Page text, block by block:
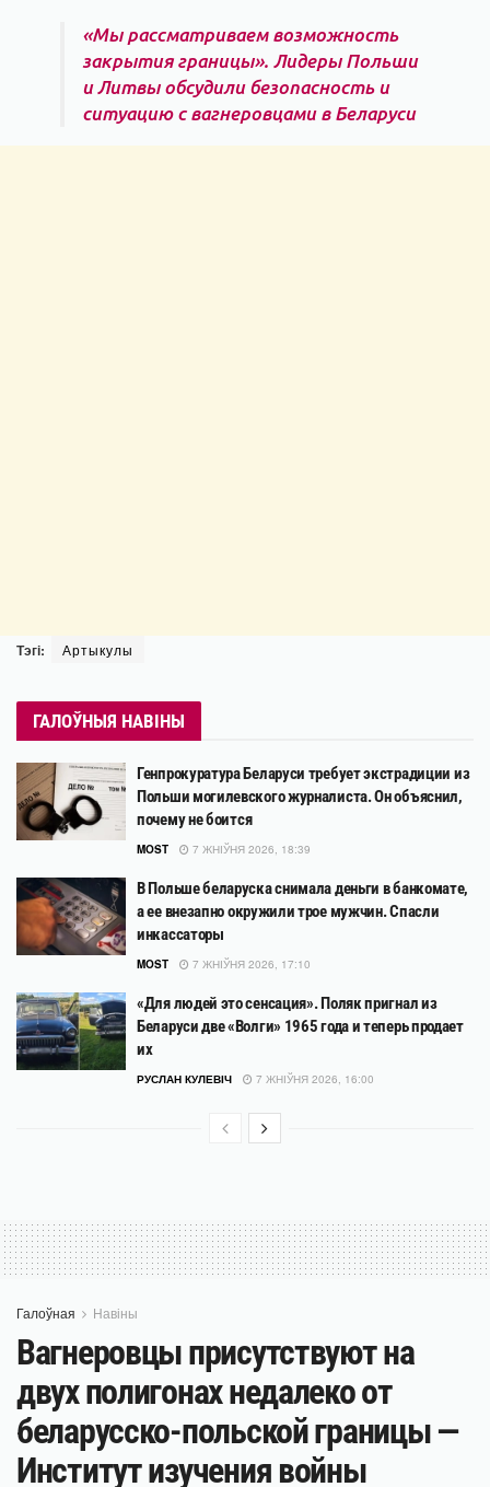
«Мы рассматриваем возможность
закрытия границы». Лидеры Польши
и Литвы обсудили безопасность и
ситуацию с вагнеровцами в Беларуси
Тэгі: Артыкулы
ГАЛОЎНЫЯ НАВІНЫ
Генпрокуратура Беларуси требует экстрадиции из
Польши могилевского журналиста. Он объяснил,
почему не боится
MOST 7 ЖНІЎНЯ 2026, 18:39
В Польше беларуска снимала деньги в банкомате,
а ее внезапно окружили трое мужчин. Спасли
инкассаторы
MOST 7 ЖНІЎНЯ 2026, 17:10
«Для людей это сенсация». Поляк пригнал из
Беларуси две «Волги» 1965 года и теперь продает
их
РУСЛАН КУЛЕВІЧ 7 ЖНІЎНЯ 2026, 16:00
Галоўная Навіны
Вагнеровцы присутствуют на
двух полигонах недалеко от
беларусско-польской границы —
Институт изучения войны